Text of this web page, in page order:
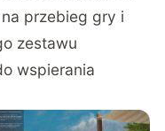
przebieg gry i
zestawu
wspierania